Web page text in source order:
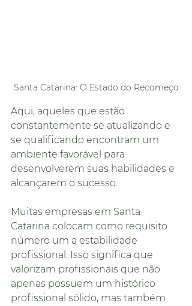
Santa Catarina: O Estado do Recomeço
Aqui, aqueles que estão
constantemente se atualizando e
se qualificando encontram um
ambiente favorável para
desenvolverem suas habilidades e
alcançarem o sucesso.
Muitas empresas em Santa
Catarina colocam como requisito
número um a estabilidade
profissional. Isso significa que
valorizam profissionais que não
apenas possuem um histórico
profissional sólido, mas também